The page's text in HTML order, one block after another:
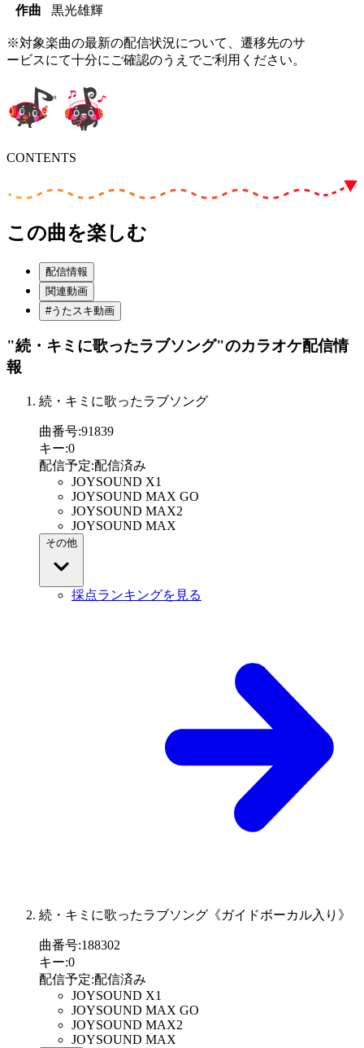
作曲 黒光雄輝
※対象楽曲の最新の配信状況について、遷移先のサ
ービスにて十分にご確認のうえでご利用ください。
CONTENTS
この曲を楽しむ
配信情報
関連動画
#うたスキ動画
"続・キミに歌ったラブソング"のカラオケ配信情
報
続・キミに歌ったラブソング
曲番号:91839
キー:0
配信予定:配信済み
JOYSOUND X1
JOYSOUND MAX GO
JOYSOUND MAX2
JOYSOUND MAX
その他
採点ランキングを見る
続・キミに歌ったラブソング《ガイドボーカル入り》
曲番号:188302
キー:0
配信予定:配信済み
JOYSOUND X1
JOYSOUND MAX GO
JOYSOUND MAX2
JOYSOUND MAX